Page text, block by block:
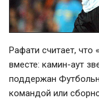
Рафати считает, что
вместе: камин-аут
поддержан
командой или